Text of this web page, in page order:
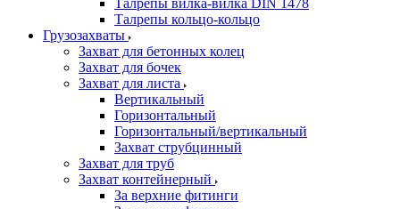
Талрепы вилка-вилка DIN 1478
Талрепы кольцо-кольцо
Грузозахваты
Захват для бетонных колец
Захват для бочек
Захват для листа
Вертикальный
Горизонтальный
Горизонтальный/вертикальный
Захват струбцинный
Захват для труб
Захват контейнерный
За верхние фитинги